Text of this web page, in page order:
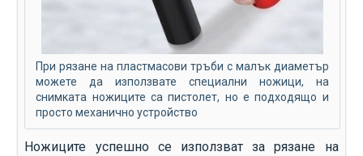
При рязане на пластмасови тръби с малък диаметър
можете да използвате специални ножици, на
снимката ножиците са пистолет, но е подходящо и
просто механично устройство
Ножиците успешно се използват за рязане на